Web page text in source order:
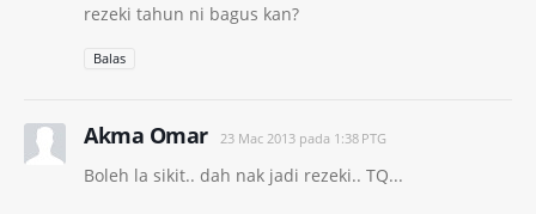
rezeki tahun ni bagus kan?
Balas
Akma Omar 23 Mac 2013 pada 1:38 PTG
Boleh la sikit.. dah nak jadi rezeki.. TQ...